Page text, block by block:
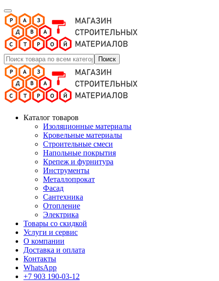
Поиск
Каталог товаров
Изоляционные материалы
Кровельные материалы
Строительные смеси
Напольные покрытия
Крепеж и фурнитура
Инструменты
Металлопрокат
Фасад
Сантехника
Отопление
Электрика
Товары со скидкой
Услуги и сервис
О компании
Доставка и оплата
Контакты
WhatsApp
+7 903 190-03-12